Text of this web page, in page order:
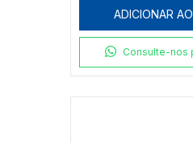
ADICIONAR
Consulte-nos